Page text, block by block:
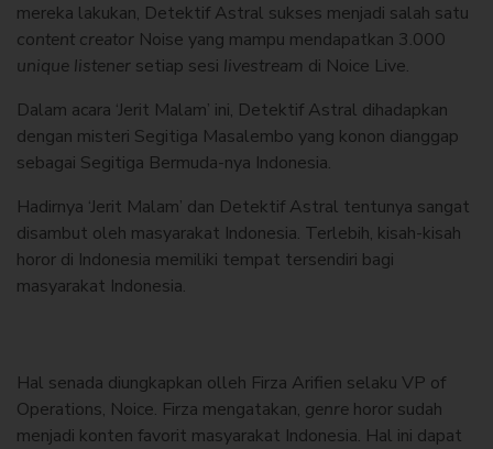
mereka lakukan, Detektif Astral sukses menjadi salah satu
content creator Noise yang mampu mendapatkan 3.000
unique listener setiap sesi livestream di Noice Live.
Dalam acara ‘Jerit Malam’ ini, Detektif Astral dihadapkan
dengan misteri Segitiga Masalembo yang konon dianggap
sebagai Segitiga Bermuda-nya Indonesia.
Hadirnya ‘Jerit Malam’ dan Detektif Astral tentunya sangat
disambut oleh masyarakat Indonesia. Terlebih, kisah-kisah
horor di Indonesia memiliki tempat tersendiri bagi
masyarakat Indonesia.
Hal senada diungkapkan olleh Firza Arifien selaku VP of
Operations, Noice. Firza mengatakan, genre horor sudah
menjadi konten favorit masyarakat Indonesia. Hal ini dapat